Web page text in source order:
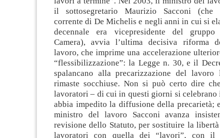
il sottosegretario Maurizio Sacconi (che
corrente di De Michelis e negli anni in cui si
decennale era vicepresidente del
Camera), avvia l’ultima decisiva riforma
lavoro, che imprime una accelerazione
“flessibilizzazione”: la Legge n. 30, e il
spalancano alla precarizzazione del
rimaste socchiuse. Non si può certo dire
lavoratori – di cui in questi giorni si celebrano
abbia impedito la diffusione della precarietà;
ministro del lavoro Sacconi avanza
revisione dello Statuto, per sostituire la
lavoratori con quella dei “lavori”, con il